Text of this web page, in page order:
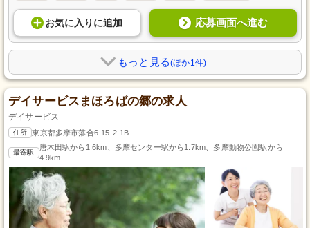
お気に入り に追加 応募画面へ進む
もっと見る(ほか1件)
デイサービスまほろばの郷の求人
デイサービス
住所 東京都多摩市落合6-15-2-1B
最寄駅
唐木田駅から1.6km、多摩センター駅から1.7km、多摩動物公園駅から
4.9km